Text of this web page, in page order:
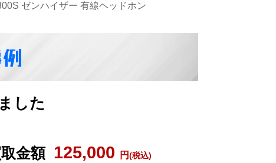
ゼンハイザー 有線ヘッドホン
した
金額 125,000 円(税込)